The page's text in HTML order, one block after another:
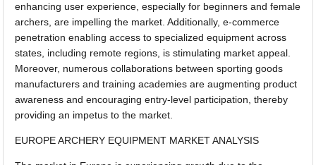
enhancing user experience, especially for beginners and female
archers, are impelling the market. Additionally, e-commerce
penetration enabling access to specialized equipment across
states, including remote regions, is stimulating market appeal.
Moreover, numerous collaborations between sporting goods
manufacturers and training academies are augmenting product
awareness and encouraging entry-level participation, thereby
providing an impetus to the market.
EUROPE ARCHERY EQUIPMENT MARKET ANALYSIS